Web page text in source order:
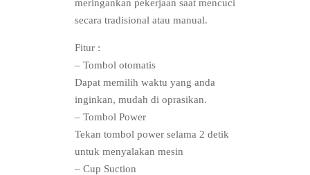
meringankan pekerjaan saat mencuci
secara tradisional atau manual.
Fitur :
– Tombol otomatis
Dapat memilih waktu yang anda
inginkan, mudah di oprasikan.
– Tombol Power
Tekan tombol power selama 2 detik
untuk menyalakan mesin
– Cup Suction